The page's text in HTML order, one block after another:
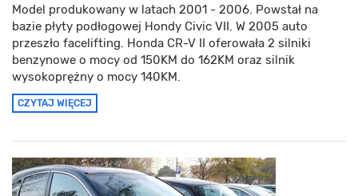
Model produkowany w latach 2001 - 2006. Powstał na
bazie płyty podłogowej Hondy Civic VII. W 2005 auto
przeszło facelifting. Honda CR-V II oferowała 2 silniki
benzynowe o mocy od 150KM do 162KM oraz silnik
wysokoprężny o mocy 140KM.
CZYTAJ WIĘCEJ